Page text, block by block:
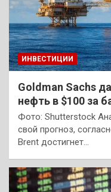
ИНВЕСТИЦИИ
Goldman Sachs
нефть в $100 за
Фото: Shutterstock
свой прогноз,
Brent достигнет…